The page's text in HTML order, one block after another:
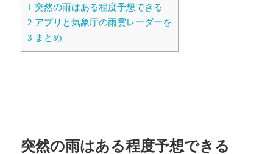
1 突然の雨はある程度予想できる
2 アプリと気象庁の雨雲レーダーを
3 まとめ
突然の雨はある程度予想できる